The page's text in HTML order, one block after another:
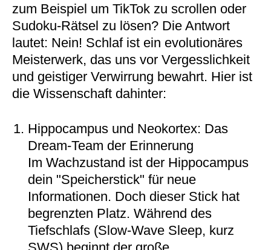
zum Beispiel um TikTok zu scrollen oder
Sudoku-Rätsel zu lösen? Die Antwort
lautet: Nein! Schlaf ist ein evolutionäres
Meisterwerk, das uns vor Vergesslichkeit
und geistiger Verwirrung bewahrt. Hier ist
die Wissenschaft dahinter:
Hippocampus und Neokortex: Das
Dream-Team der Erinnerung
Im Wachzustand ist der Hippocampus
dein "Speicherstick" für neue
Informationen. Doch dieser Stick hat
begrenzten Platz. Während des
Tiefschlafs (Slow-Wave Sleep, kurz